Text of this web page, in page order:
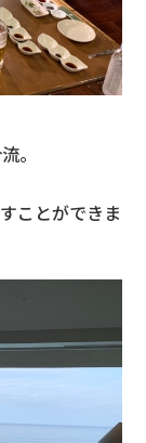
。
ことができま